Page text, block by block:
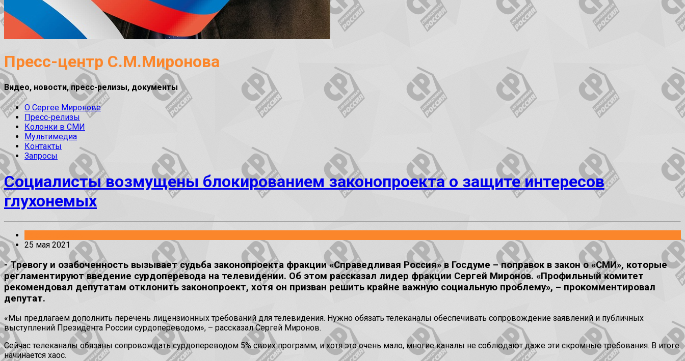
Пресс-центр С.М.Миронова
Видео, новости, пресс-релизы, документы
О Сергее Миронове
Пресс-релизы
Колонки в СМИ
Мультимедиа
Контакты
Запросы
Социалисты возмущены блокированием законопроекта о защите интересов
глухонемых
25 мая 2021
- Тревогу и озабоченность вызывает судьба законопроекта фракции «Справедливая Россия» в Госдуме – поправок в закон о «СМИ», которые
регламентируют введение сурдоперевода на телевидении. Об этом рассказал лидер фракции Сергей Миронов. «Профильный комитет
рекомендовал депутатам отклонить законопроект, хотя он призван решить крайне важную социальную проблему», – прокомментировал
депутат.
«Мы предлагаем дополнить перечень лицензионных требований для телевидения. Нужно обязать телеканалы обеспечивать сопровождение заявлений и публичных
выступлений Президента России сурдопереводом», – рассказал Сергей Миронов.
Сейчас телеканалы обязаны сопровождать сурдопереводом 5% своих программ, и хотя это очень мало, многие каналы не соблюдают даже эти скромные требования. В итоге
начинается хаос.